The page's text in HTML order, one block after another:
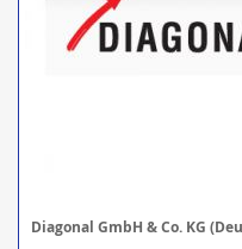
Diagonal GmbH & Co. KG